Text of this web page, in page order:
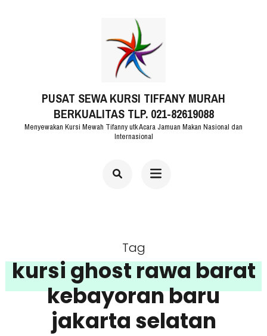
PUSAT SEWA KURSI TIFFANY MURAH
BERKUALITAS TLP. 021-82619088
Menyewakan Kursi Mewah Tifanny utk Acara Jamuan Makan Nasional dan
Internasional
Tag
kursi ghost rawa barat
kebayoran baru
jakarta selatan